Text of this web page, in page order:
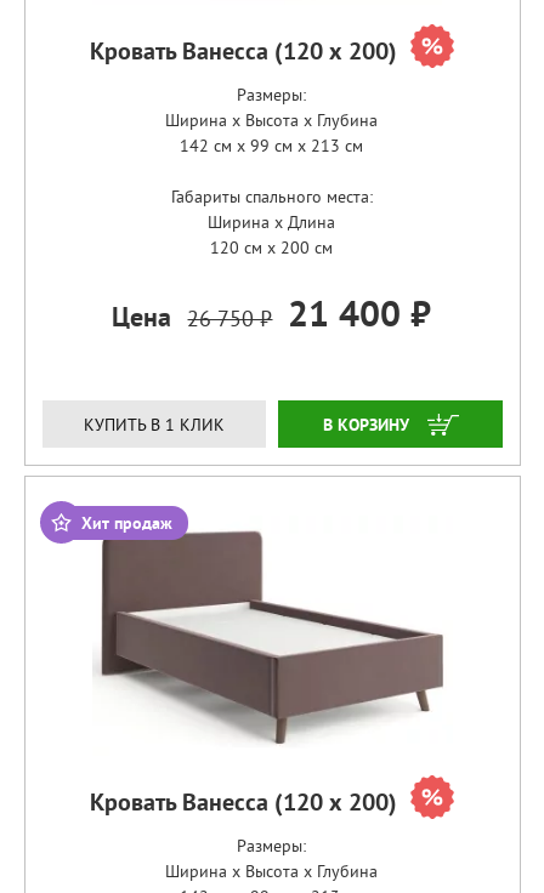
Кровать Ванесса (120 х 200)
Размеры:
Ширина x Высота x Глубина
142 см x 99 см x 213 см
Габариты спального места:
Ширина x Длина
120 см x 200 см
Цена 26 750 ₽ 21 400 ₽
КУПИТЬ В 1 КЛИК ЗАКАЗАТЬ
Хит продаж
Кровать Ванесса (120 х 200)
Размеры:
Ширина x Высота x Глубина